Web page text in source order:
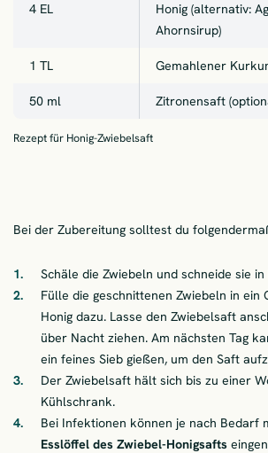
4 EL
Honig (alternativ:
Ahornsirup)
1 TL Gemahlener
50 ml Zitronensaft
Rezept für Honig-Zwiebelsaft
Bei der Zubereitung solltest du
Schäle die Zwiebeln und schneide sie
Fülle die geschnittenen Zwiebeln in ein
Honig dazu. Lasse den Zwiebelsaft
über Nacht ziehen. Am nächsten Tag
ein feines Sieb gießen, um den Saft
Der Zwiebelsaft hält sich bis zu einer
Kühlschrank.
Bei Infektionen können je nach Bedarf
Esslöffel des Zwiebel-Honigsafts